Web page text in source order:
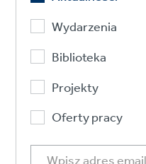
Wydarzenia
Biblioteka
Projekty
Oferty pracy